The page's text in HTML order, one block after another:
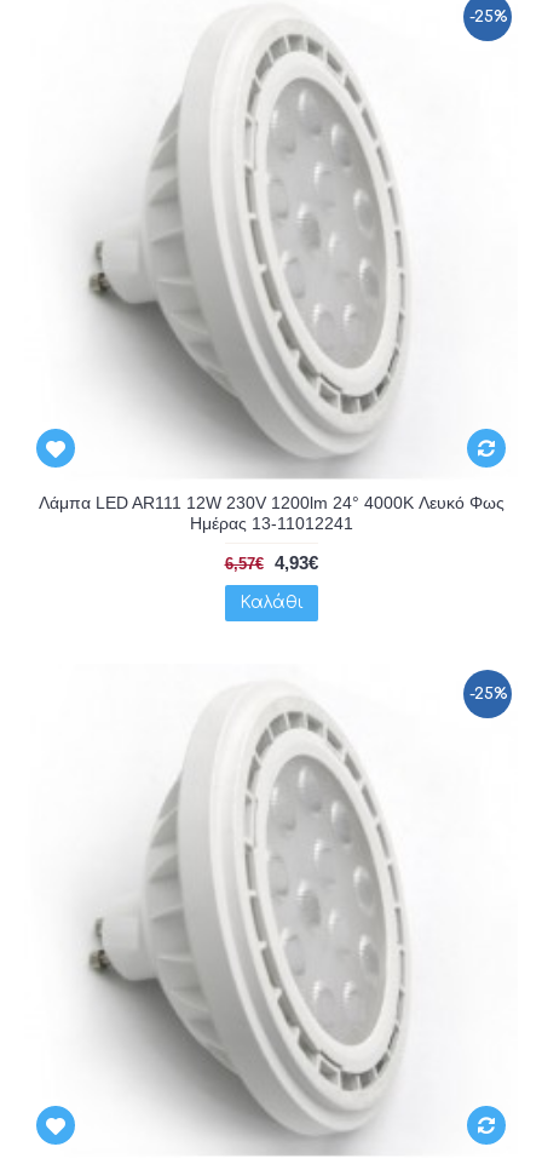
-25%
Λάμπα LED AR111 12W 230V 1200lm 24° 4000K Λευκό Φως
Ημέρας 13-11012241
6,57€ 4,93€
Καλάθι
-25%